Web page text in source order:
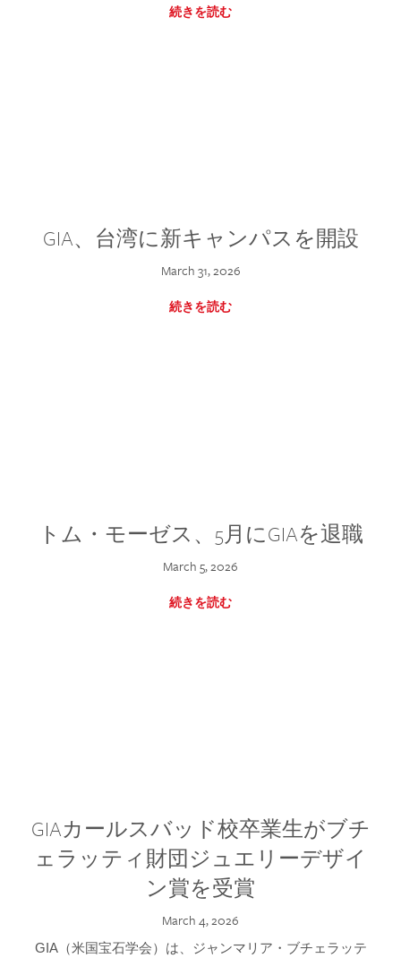
続きを読む
GIA、台湾に新キャンパスを開設
March 31, 2026
続きを読む
トム・モーゼス、5月にGIAを退職
March 5, 2026
続きを読む
GIAカールスバッド校卒業生がブチ
ェラッティ財団ジュエリーデザイ
ン賞を受賞
March 4, 2026
GIA（米国宝石学会）は、ジャンマリア・ブチェラッテ